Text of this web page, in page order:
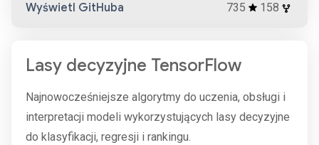
Wyświetl GitHuba 735 158
Lasy decyzyjne TensorFlow
Najnowocześniejsze algorytmy do uczenia, obsługi i
interpretacji modeli wykorzystujących lasy decyzyjne
do klasyfikacji, regresji i rankingu.